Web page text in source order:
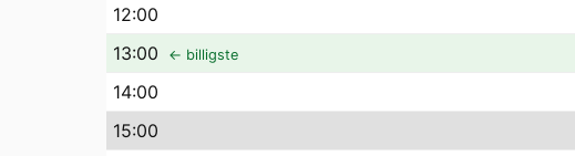
12:00
13:00 ← billigste
14:00
15:00